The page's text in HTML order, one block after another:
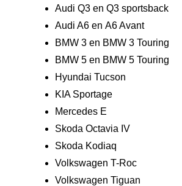
Audi Q3 en Q3 sportsback
Audi A6 en A6 Avant
BMW 3 en BMW 3 Touring
BMW 5 en BMW 5 Touring
Hyundai Tucson
KIA Sportage
Mercedes E
Skoda Octavia IV
Skoda Kodiaq
Volkswagen T-Roc
Volkswagen Tiguan